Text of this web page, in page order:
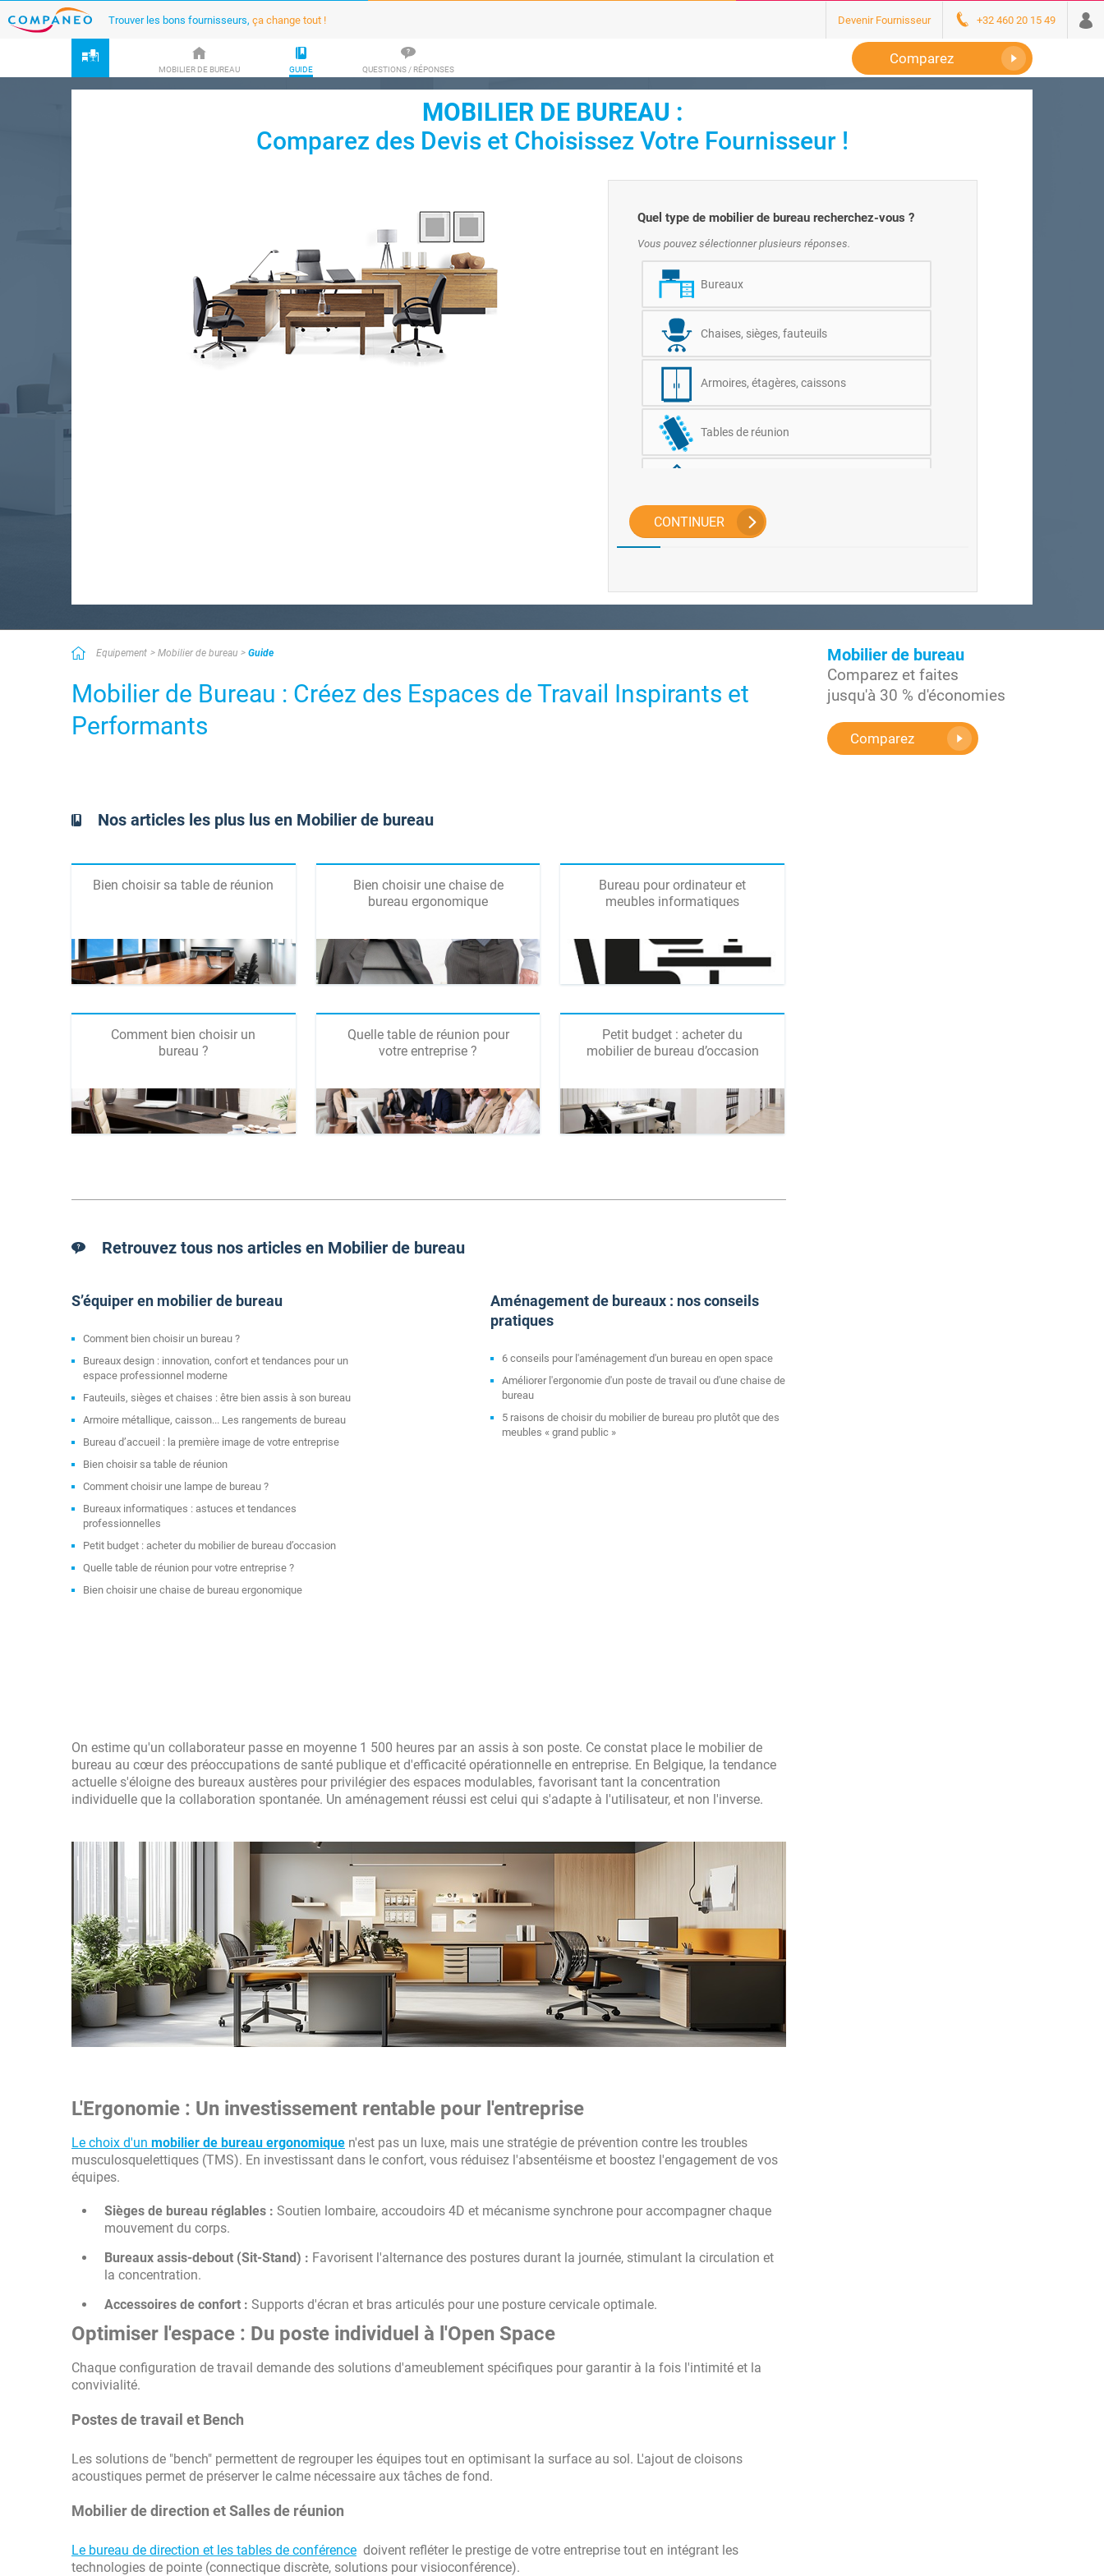
Trouver les bons fournisseurs, ça change tout ! Devenir Fournisseur +32 460 20 15 49
MOBILIER DE BUREAU GUIDE QUESTIONS / RÉPONSES
Comparez
MOBILIER DE BUREAU :
Comparez des Devis et Choisissez Votre Fournisseur !
Quel type de mobilier de bureau recherchez-vous ?
Vous pouvez sélectionner plusieurs réponses.
Bureaux
Chaises, sièges, fauteuils
Armoires, étagères, caissons
Tables de réunion
Autre
CONTINUER
Equipement Mobilier de bureau Guide
Mobilier de Bureau : Créez des Espaces de Travail Inspirants et
Performants
Nos articles les plus lus en Mobilier de bureau
Bien choisir sa table de réunion
Bien choisir une chaise de
bureau ergonomique
Bureau pour ordinateur et
meubles informatiques
Comment bien choisir un
bureau ?
Quelle table de réunion pour
votre entreprise ?
Petit budget : acheter du
mobilier de bureau d’occasion
Retrouvez tous nos articles en Mobilier de bureau
S’équiper en mobilier de bureau
Comment bien choisir un bureau ?
Bureaux design : innovation, confort et tendances pour un
espace professionnel moderne
Fauteuils, sièges et chaises : être bien assis à son bureau
Armoire métallique, caisson... Les rangements de bureau
Bureau d’accueil : la première image de votre entreprise
Bien choisir sa table de réunion
Comment choisir une lampe de bureau ?
Bureaux informatiques : astuces et tendances
professionnelles
Petit budget : acheter du mobilier de bureau d’occasion
Quelle table de réunion pour votre entreprise ?
Bien choisir une chaise de bureau ergonomique
Aménagement de bureaux : nos conseils
pratiques
6 conseils pour l'aménagement d'un bureau en open space
Améliorer l'ergonomie d'un poste de travail ou d'une chaise de
bureau
5 raisons de choisir du mobilier de bureau pro plutôt que des
meubles « grand public »
On estime qu'un collaborateur passe en moyenne 1 500 heures par an assis à son poste. Ce constat place le mobilier de
bureau au cœur des préoccupations de santé publique et d'efficacité opérationnelle en entreprise. En Belgique, la tendance
actuelle s'éloigne des bureaux austères pour privilégier des espaces modulables, favorisant tant la concentration
individuelle que la collaboration spontanée. Un aménagement réussi est celui qui s'adapte à l'utilisateur, et non l'inverse.
L'Ergonomie : Un investissement rentable pour l'entreprise
Le choix d'un mobilier de bureau ergonomique n'est pas un luxe, mais une stratégie de prévention contre les troubles
musculosquelettiques (TMS). En investissant dans le confort, vous réduisez l'absentéisme et boostez l'engagement de vos
équipes.
Sièges de bureau réglables : Soutien lombaire, accoudoirs 4D et mécanisme synchrone pour accompagner chaque
mouvement du corps.
Bureaux assis-debout (Sit-Stand) : Favorisent l'alternance des postures durant la journée, stimulant la circulation et
la concentration.
Accessoires de confort : Supports d'écran et bras articulés pour une posture cervicale optimale.
Optimiser l'espace : Du poste individuel à l'Open Space
Chaque configuration de travail demande des solutions d'ameublement spécifiques pour garantir à la fois l'intimité et la
convivialité.
Postes de travail et Bench
Les solutions de "bench" permettent de regrouper les équipes tout en optimisant la surface au sol. L'ajout de cloisons
acoustiques permet de préserver le calme nécessaire aux tâches de fond.
Mobilier de direction et Salles de réunion
Le bureau de direction et les tables de conférence doivent refléter le prestige de votre entreprise tout en intégrant les
technologies de pointe (connectique discrète, solutions pour visioconférence).
Mobilier de bureau
Comparez et faites
jusqu'à 30 % d'économies
Comparez